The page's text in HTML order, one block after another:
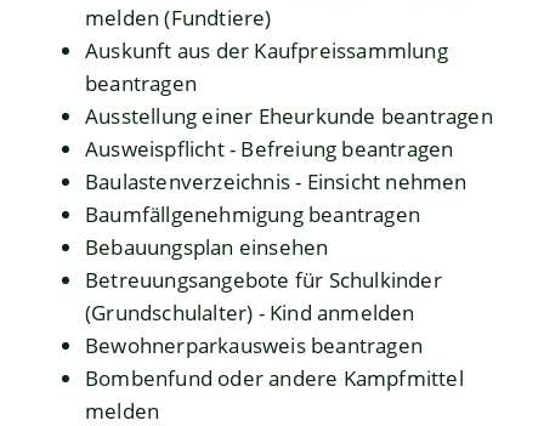
melden (Fundtiere)
Auskunft aus der Kaufpreissammlung
beantragen
Ausstellung einer Eheurkunde beantragen
Ausweispflicht - Befreiung beantragen
Baulastenverzeichnis - Einsicht nehmen
Baumfällgenehmigung beantragen
Bebauungsplan einsehen
Betreuungsangebote für Schulkinder
(Grundschulalter) - Kind anmelden
Bewohnerparkausweis beantragen
Bombenfund oder andere Kampfmittel
melden